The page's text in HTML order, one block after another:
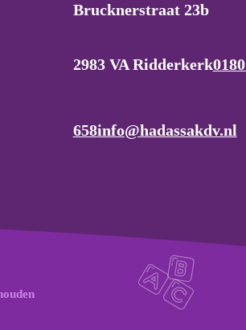
Brucknerstraat 23b
2983 VA Ridderkerk
658info@hadassakdv.nl